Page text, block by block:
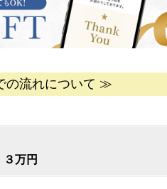
の流れについて ≫
万円